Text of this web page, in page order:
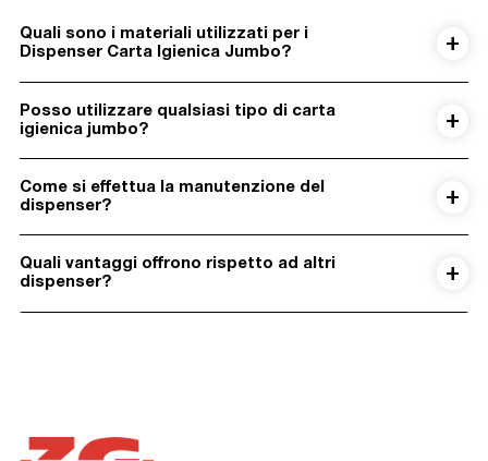
Quali sono i materiali utilizzati per i
Dispenser Carta Igienica Jumbo?
Posso utilizzare qualsiasi tipo di carta
igienica jumbo?
Come si effettua la manutenzione del
dispenser?
Quali vantaggi offrono rispetto ad altri
dispenser?